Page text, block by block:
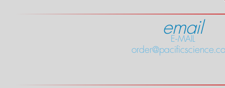
email
E-MAIL